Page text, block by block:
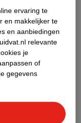
ervaring te
en makkelijker te
en aanbiedingen
relevante
je
of
gegevens